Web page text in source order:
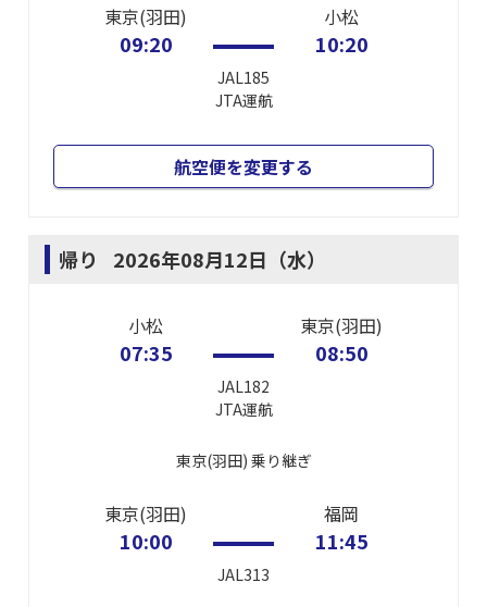
東京(羽田)
09:20
JAL185
JTA運航
小松
10:20
航空便を変更する
帰り 2026年08月12日（水）
小松
07:35
JAL182
JTA運航
東京(羽田)
08:50
東京(羽田) 乗り継ぎ
東京(羽田)
10:00
JAL313
福岡
11:45